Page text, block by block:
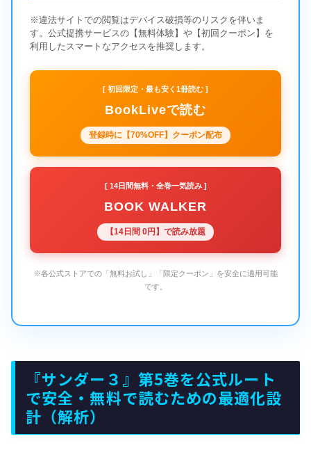
※違法サイトでの閲覧はデバイス破損等のリスクを伴いま
す。公式提携サービスの【無料体験】や【初回クーポン】を
利用したスマートなアクセスを推奨します。
[ 初回限定・最も安く1冊読む ]
BookLiveで読む
登録時に【70%OFF】クーポン配布
[ 14日間無料・全巻一気読み ]
BOOK WALKER
【14日間 0円】で読み放題
※各公式ストアでの「無料お試し」「限定クーポン」を安全に適用可能
です。
『サンダー３』第5巻を公式ルート
で安全・無料で読むための最適化設
計（解析）